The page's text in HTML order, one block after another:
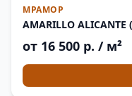
МРАМОР
AMARILLO
от 16 500 р. / м²